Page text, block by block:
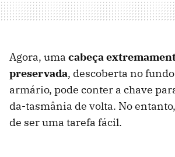
Agora, uma cabeça
preservada, descoberta no
armário, pode conter a chave
da-tasmânia de volta. No
de ser uma tarefa fácil.